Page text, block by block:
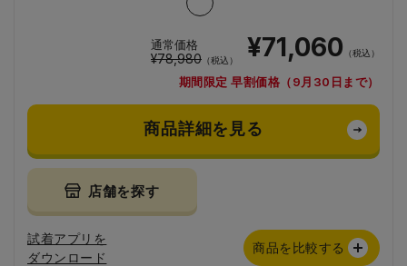
通常価格
¥78,980 （税込） ¥71,060 （税込）
期間限定 早割価格（9月30日まで）
商品詳細を見る
店舗を探す
試着アプリを
ダウンロード
商品を比較する